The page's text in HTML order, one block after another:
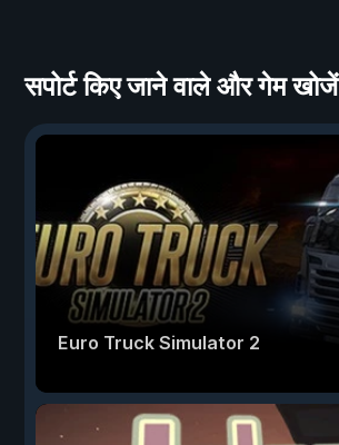
सपोर्ट किए जाने वाले और गेम खोजें
Euro Truck Simulator 2